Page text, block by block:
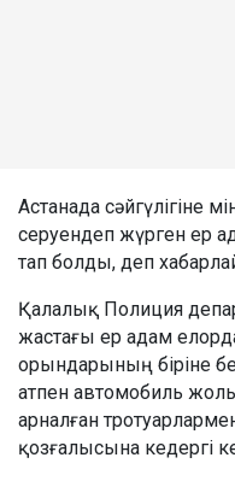
Астанада сәйгүлігіне
серуендеп жүрген ер
тап болды, деп
Қалалық Полиция
жастағы ер адам
орындарының біріне
атпен автомобиль
арналған
қозғалысына кедергі